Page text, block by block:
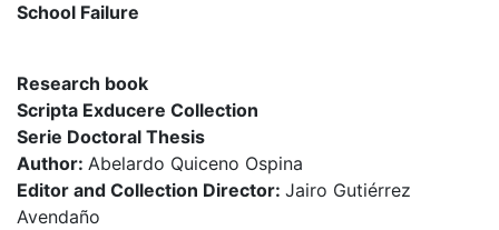
School Failure
Research book
Scripta Exducere Collection
Serie Doctoral Thesis
Author: Abelardo Quiceno Ospina
Editor and Collection Director: Jairo Gutiérrez
Avendaño